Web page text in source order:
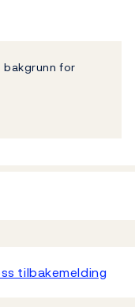
bakgrunn for
tilbakemelding